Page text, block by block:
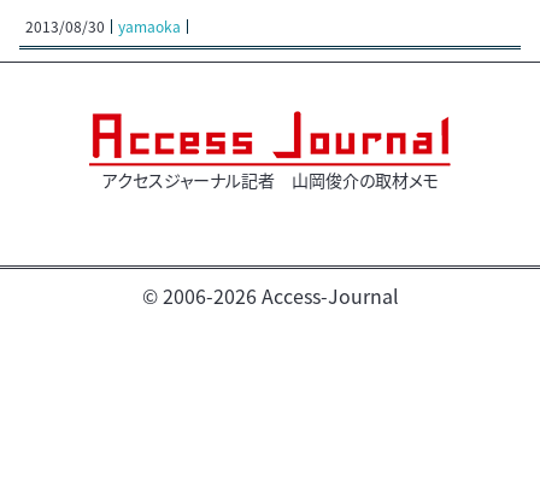
2013/08/30 yamaoka
アクセスジャーナル記者 山岡俊介の取材メモ
© 2006-2026 Access-Journal